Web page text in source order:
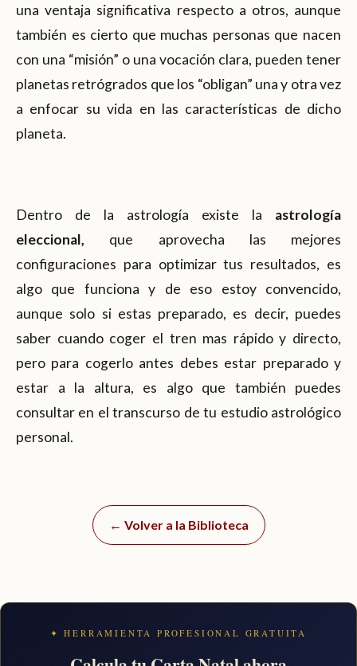
una ventaja significativa respecto a otros, aunque
también es cierto que muchas personas que nacen
con una “misión” o una vocación clara, pueden tener
planetas retrógrados que los “obligan” una y otra vez
a enfocar su vida en las características de dicho
planeta.
Dentro de la astrología existe la astrología
eleccional, que aprovecha las mejores
configuraciones para optimizar tus resultados, es
algo que funciona y de eso estoy convencido,
aunque solo si estas preparado, es decir, puedes
saber cuando coger el tren mas rápido y directo,
pero para cogerlo antes debes estar preparado y
estar a la altura, es algo que también puedes
consultar en el transcurso de tu estudio astrológico
personal.
← Volver a la Biblioteca
✦ HERRAMIENTA PROFESIONAL GRATUITA